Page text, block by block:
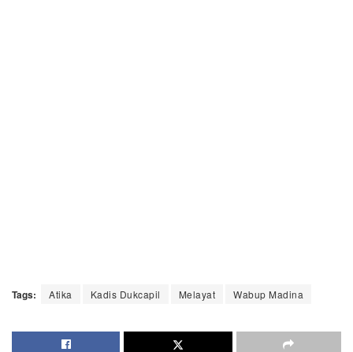
Tags: Atika Kadis Dukcapil Melayat Wabup Madina